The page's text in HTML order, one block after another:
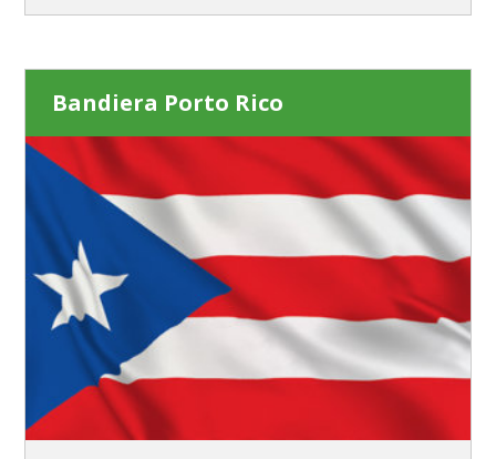
Bandiera Porto Rico